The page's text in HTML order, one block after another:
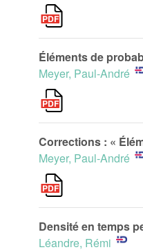
Éléments de
Meyer, Paul-André
Corrections : «
Meyer, Paul-André
Densité en temps
Léandre, Rémi